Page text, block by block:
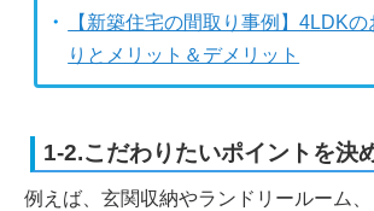
【新築住宅の間取り事例】4LDK
りとメリット＆デメリット
1-2.こだわりたいポイントを決
例えば、玄関収納やランドリールーム